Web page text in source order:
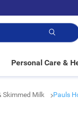
Personal Care &
Skimmed Milk Pauls